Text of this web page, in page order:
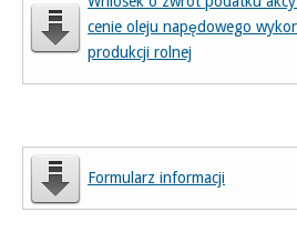
cenie oleju napędowego
produkcji rolnej
Formularz informacji